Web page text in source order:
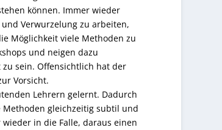
können. Immer wieder
Verwurzelung zu arbeiten,
Möglichkeit viele Methoden zu
und neigen dazu
sein. Offensichtlich hat der
Vorsicht.
Lehrern gelernt. Dadurch
gleichzeitig subtil und
in die Falle, daraus einen